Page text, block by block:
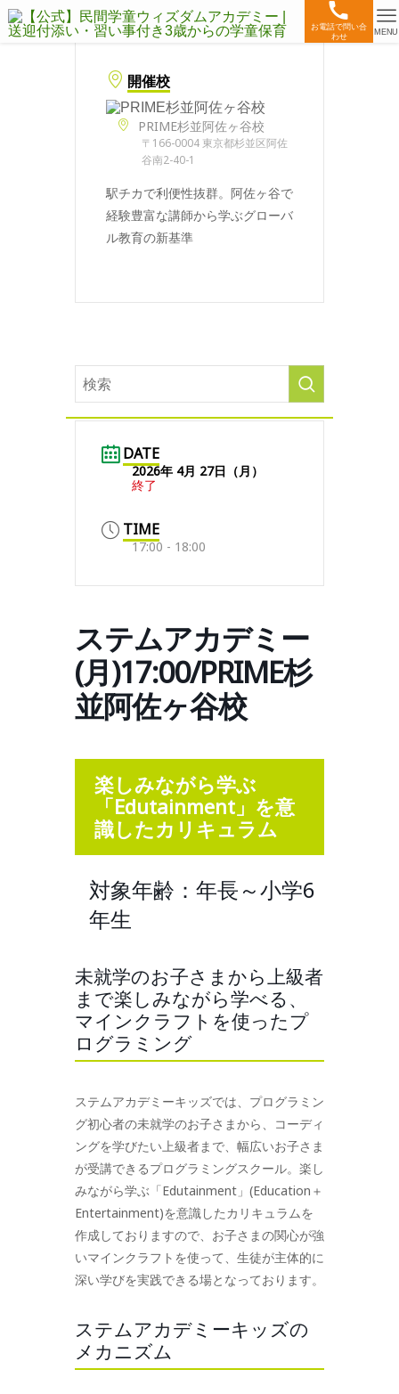
お電話で問い合
わせ
MENU
開催校
PRIME杉並阿佐ヶ谷校
〒166-0004 東京都杉並区阿佐
谷南2-40-1
駅チカで利便性抜群。阿佐ヶ谷で
経験豊富な講師から学ぶグローバ
ル教育の新基準
DATE
2026年 4月 27日（月）
終了
TIME
17:00 - 18:00
ステムアカデミー
(月)17:00/PRIME杉
並阿佐ヶ谷校
楽しみながら学ぶ
「Edutainment」を意
識したカリキュラム
対象年齢：年長～小学6
年生
未就学のお子さまから上級者
まで楽しみながら学べる、
マインクラフトを使ったプ
ログラミング
ステムアカデミーキッズでは、プログラミン
グ初心者の未就学のお子さまから、コーディ
ングを学びたい上級者まで、幅広いお子さま
が受講できるプログラミングスクール。楽し
みながら学ぶ「Edutainment」(Education＋
Entertainment)を意識したカリキュラムを
作成しておりますので、お子さまの関心が強
いマインクラフトを使って、生徒が主体的に
深い学びを実践できる場となっております。
ステムアカデミーキッズの
メカニズム